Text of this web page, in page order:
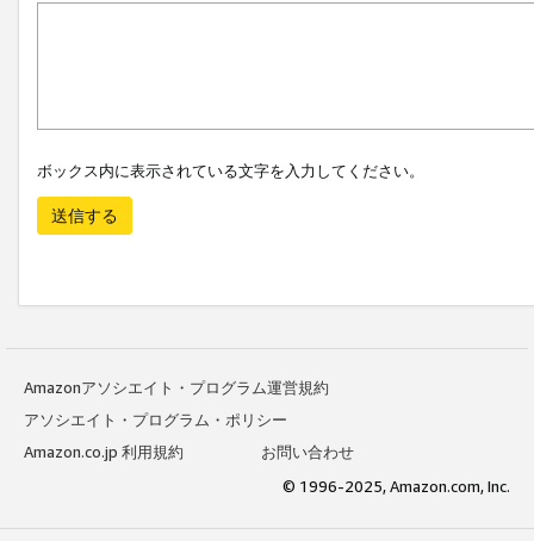
ボックス内に表示されている文字を入力してください。
送信する
Amazonアソシエイト・プログラム運営規約
アソシエイト・プログラム・ポリシー
Amazon.co.jp 利用規約
お問い合わせ
© 1996-2025, Amazon.com, Inc.